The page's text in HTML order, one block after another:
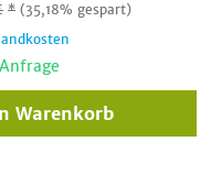
* (35,18% gespart)
Warenkorb